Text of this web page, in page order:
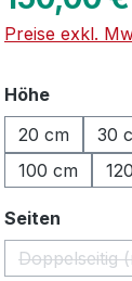
Preise exkl.
Höhe
20 cm
30
100 cm
Seiten
Doppelseitig